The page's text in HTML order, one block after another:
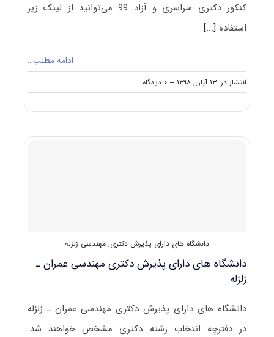
کنکور دکتری سراسری و آزاد 99 می‌توانید از لینک زیر
استفاده[...]
ادامه مطلب…
انتشار در: ۱۳ آبان, ۱۳۹۸ -- ۰ دیدگاه
on
دانلود
مهندسی
دانشگاه های دارای پذیرش دکتری, مهندسی زلزله
دانشگاه های دارای پذیرش دکتری ﻣﻬﻨﺪسی ﻋﻤﺮان ـ
زﻟﺰﻟﻪ
دانشگاه های دارای پذیرش دکتری ﻣﻬﻨﺪسی ﻋﻤﺮان ـ زﻟﺰﻟﻪ
در دفترچه انتخاب رشته دکتری مشخص خواهند شد.